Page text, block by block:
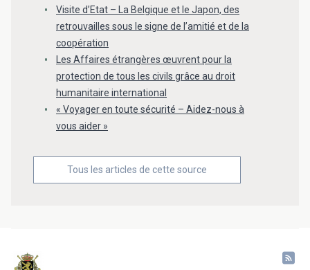
Visite d’Etat – La Belgique et le Japon, des
retrouvailles sous le signe de l’amitié et de la
coopération
Les Affaires étrangères œuvrent pour la
protection de tous les civils grâce au droit
humanitaire international
« Voyager en toute sécurité – Aidez-nous à
vous aider »
Tous les articles de cette source